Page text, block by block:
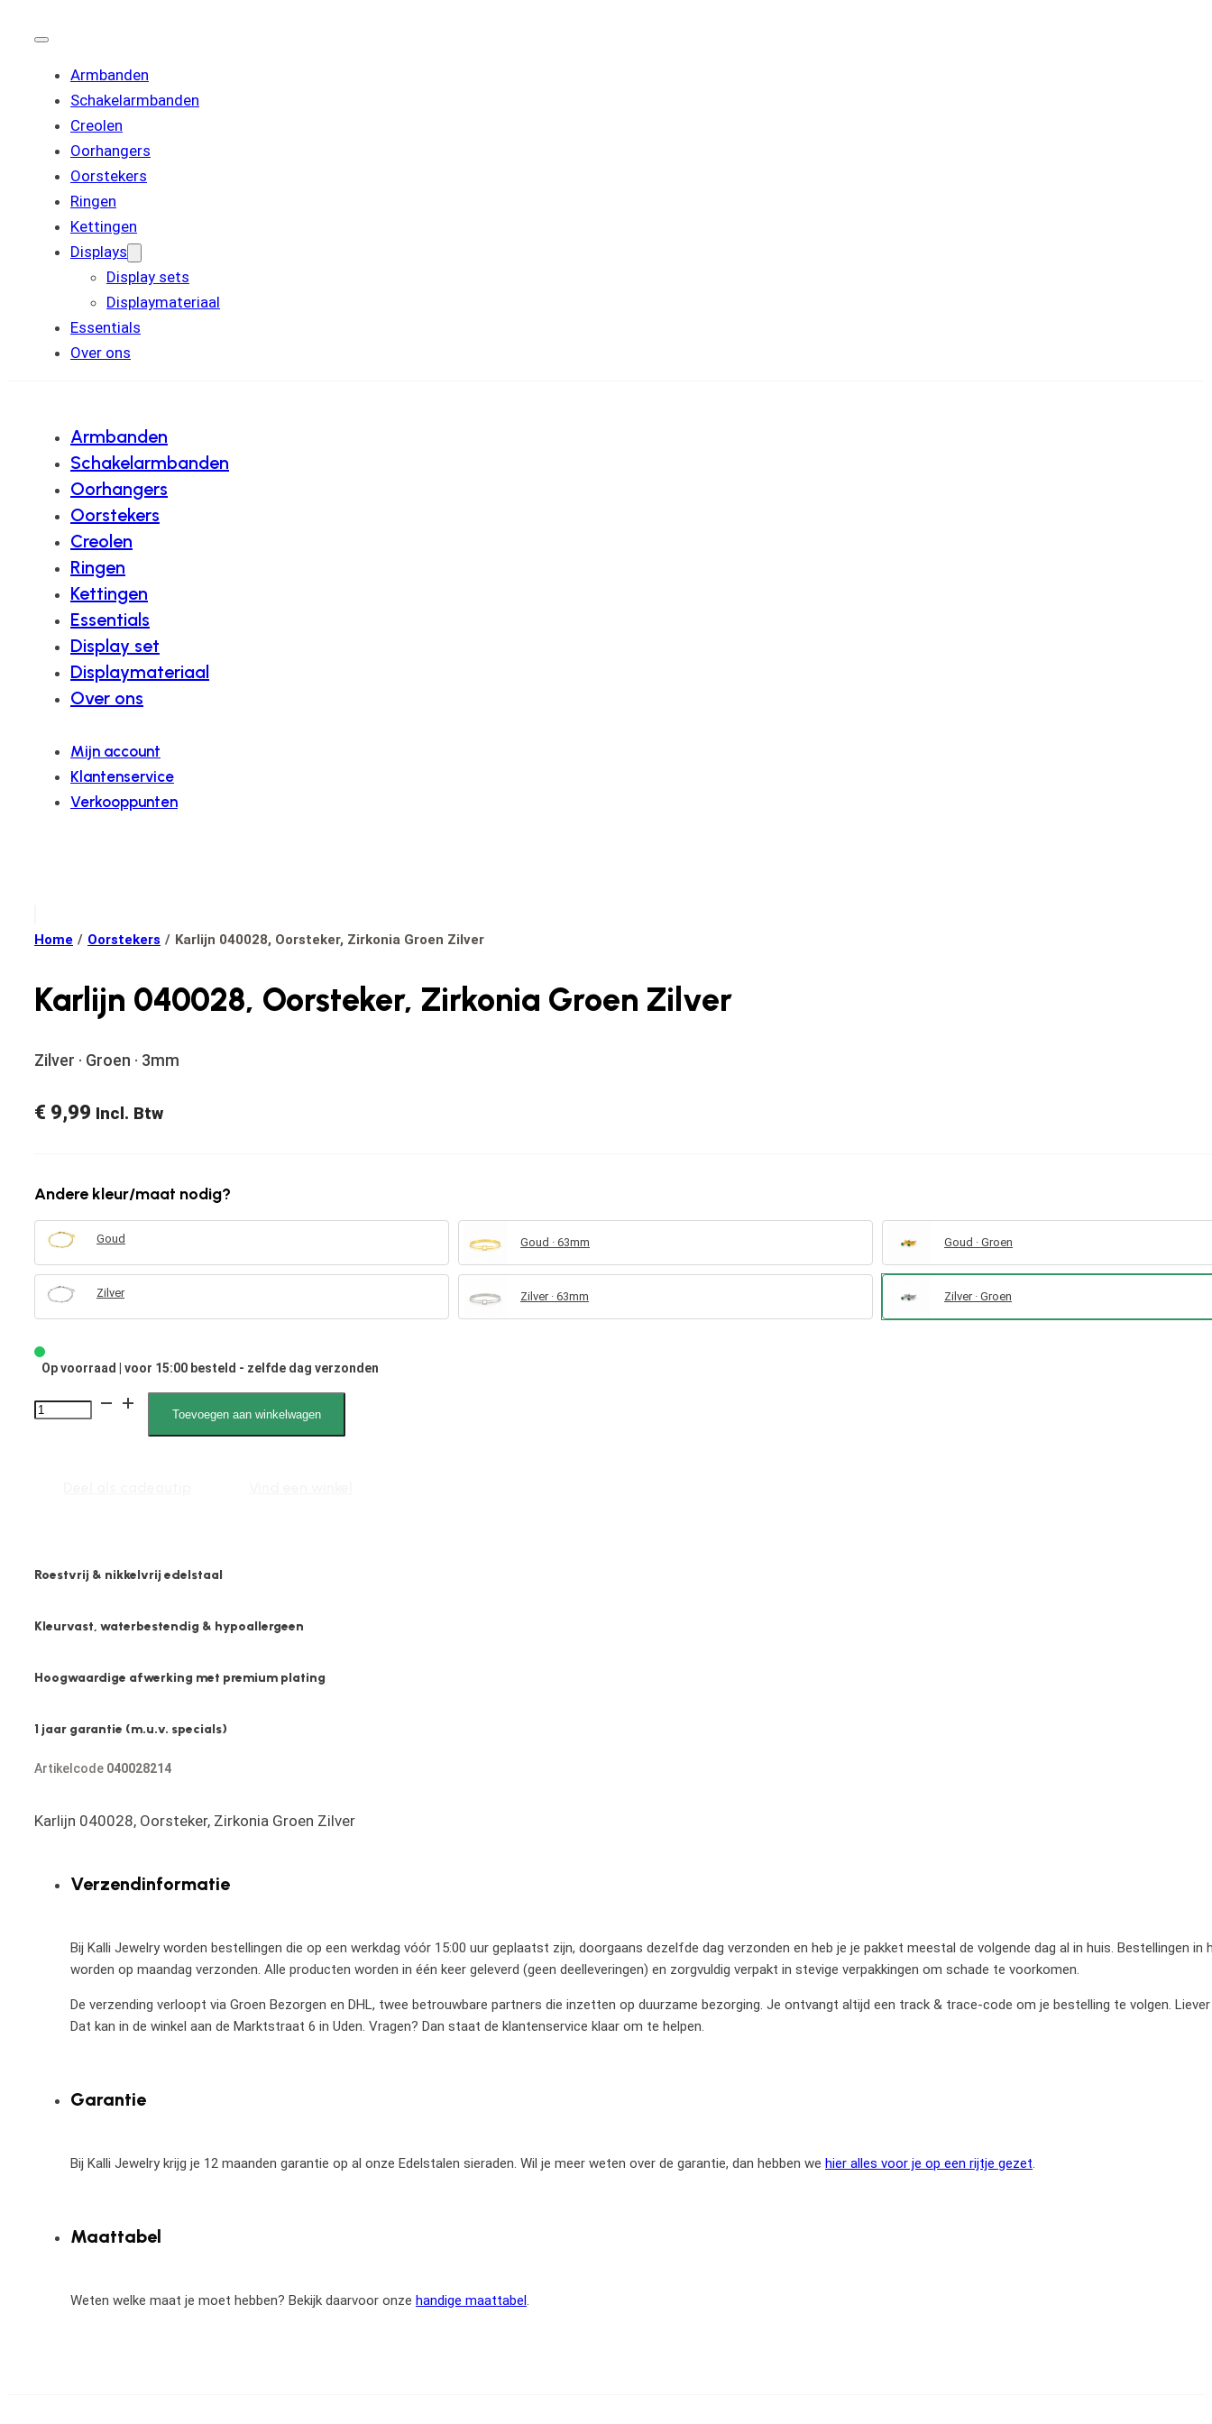
Armbanden
Schakelarmbanden
Creolen
Oorhangers
Oorstekers
Ringen
Kettingen
Displays
Display sets
Displaymateriaal
Essentials
Over ons
Armbanden
Schakelarmbanden
Oorhangers
Oorstekers
Creolen
Ringen
Kettingen
Essentials
Display set
Displaymateriaal
Over ons
Mijn account
Klantenservice
Verkooppunten
Home / Oorstekers / Karlijn 040028, Oorsteker, Zirkonia Groen Zilver
Karlijn 040028, Oorsteker, Zirkonia Groen Zilver
Zilver · Groen · 3mm
€ 9,99 Incl. Btw
Andere kleur/maat nodig?
Goud Goud · 63mm Goud · Groen
Zilver Zilver · 63mm Zilver · Groen
Op voorraad | voor 15:00 besteld - zelfde dag verzonden
Karlijn
Toevoegen aan winkelwagen
Roestvrij & nikkelvrij edelstaal
Kleurvast, waterbestendig & hypoallergeen
Hoogwaardige afwerking met premium plating
1 jaar garantie (m.u.v. specials)
Artikelcode 040028214
Karlijn 040028, Oorsteker, Zirkonia Groen Zilver
Verzendinformatie
Bij Kalli Jewelry worden bestellingen die op een werkdag vóór 15:00 uur geplaatst zijn, doorgaans dezelfde dag verzonden en heb je je pakket meestal de volgende dag al in huis. Bestellingen in
worden op maandag verzonden. Alle producten worden in één keer geleverd (geen deelleveringen) en zorgvuldig verpakt in stevige verpakkingen om schade te voorkomen.
De verzending verloopt via Groen Bezorgen en DHL, twee betrouwbare partners die inzetten op duurzame bezorging. Je ontvangt altijd een track & trace-code om je bestelling te volgen.
Dat kan in de winkel aan de Marktstraat 6 in Uden. Vragen? Dan staat de klantenservice klaar om te helpen.
Garantie
Bij Kalli Jewelry krijg je 12 maanden garantie op al onze Edelstalen sieraden. Wil je meer weten over de garantie, dan hebben we hier alles voor je op een rijtje gezet.
Maattabel
Weten welke maat je moet hebben? Bekijk daarvoor onze handige maattabel.